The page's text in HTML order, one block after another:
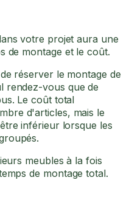
votre projet aura une
de montage et le coût.
réserver le montage de
rendez-vous que de
Le coût total
d'articles, mais le
inférieur lorsque les
meubles à la fois
de montage total.